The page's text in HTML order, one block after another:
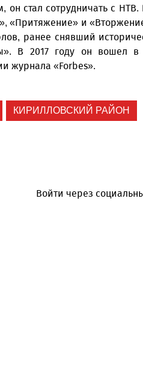
он стал сотрудничать с
«Притяжение» и
ранее снявший
В 2017 году он вошел
журнала «Forbes».
КИРИЛЛОВСКИЙ РАЙОН
Войти через